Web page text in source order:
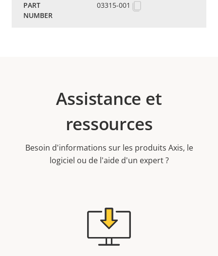
03315-001
Assistance et
ressources
Besoin d'informations sur les produits Axis, le
logiciel ou de l'aide d'un expert ?